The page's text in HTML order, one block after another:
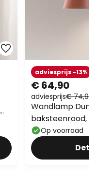
€ 64,90
adviesprijs€ 74,90
adviesprijs -13%
Wandlamp
baksteenrood,
hoogte 17 cm
Op voorraad